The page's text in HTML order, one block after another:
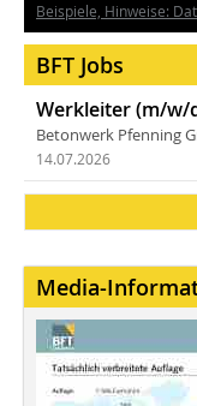
Beispiele, Hinweise:
BFT Jobs
Werkleiter (m/w/
Betonwerk Pfenning
14.07.2026
Media-